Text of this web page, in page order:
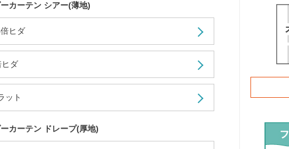
カーテン シアー(薄地)
ヒダ
ヒダ
ット
カーテン ドレープ(厚地)